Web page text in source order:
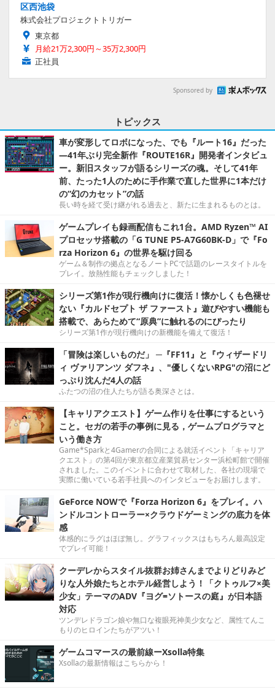
区西池袋
株式会社プロジェクトトリガー
東京都
月給21万2,300円～35万2,300円
正社員
Sponsored by
トピックス
車が変形してロボになった、でも『ルート16』だった
―41年ぶり完全新作『ROUTE16R』開発者インタビュ
ー。新旧スタッフが語るシリーズの魂。そして41年
前、たった1人のために手作業で直した世界に1本だけ
の“幻のカセット”の話
長い時を経て受け継がれる過去と、新たに生まれるものとは。
ゲームプレイも録画配信もこれ1台。AMD Ryzen™ AI
プロセッサ搭載の「G TUNE P5-A7G60BK-D」で『Fo
rza Horizon 6』の世界を駆け回る
ゲーム＆制作の拠点となるノートPCで話題のレースタイトルを
プレイ。放熱性能もチェックしました！
シリーズ第1作が現行機向けに復活！懐かしくも色褪せ
ない『カルドセプト ザ ファースト』遊びやすい機能も
搭載で、あらためて“原典”に触れるのにぴったり
シリーズ第1作が現行機向けの新機能を備えて復活！
「冒険は楽しいものだ」 ─『FF11』と『ウィザードリ
ィ ヴァリアンツ ダフネ』、"優しくないRPG"の沼にど
っぷり沈んだ4人の話
ふたつの沼の住人たちが語る奥深さとは。
【キャリアクエスト】ゲーム作りを仕事にするという
こと。セガの若手の事例に見る，ゲームプログラマと
いう働き方
Game*Sparkと4Gamerの合同による就活イベント「キャリア
クエスト」の第4回が東京都立産業貿易センター浜松町館で開催
されました。このイベントに合わせて取材した、各社の現場で
実際に働いている若手社員へのインタビューをお届けします。
GeForce NOWで『Forza Horizon 6』をプレイ。ハ
ンドルコントローラー×クラウドゲーミングの底力を体
感
体感的にラグはほぼ無し。グラフィックスはもちろん最高設定
でプレイ可能！
クーデレからスタイル抜群お姉さんまでよりどりみど
りな人外娘たちとホテル経営しよう！「クトゥルフ×美
少女」テーマのADV『ヨグ=ソトースの庭』が日本語
対応
ツンデレドラゴン娘や無口な複眼死神美少女など、属性てんこ
もりのヒロインたちがアツい！
ゲームコマースの最前線ーXsolla特集
Xsollaの最新情報はこちらから！